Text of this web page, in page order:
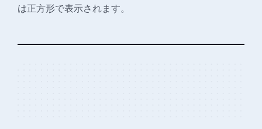
は正方形で表示されます。